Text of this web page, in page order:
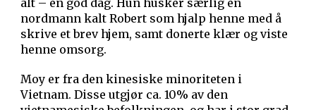
alt – en god dag. Hun husker særlig en
nordmann kalt Robert som hjalp henne med å
skrive et brev hjem, samt donerte klær og viste
henne omsorg.
Moy er fra den kinesiske minoriteten i
Vietnam. Disse utgjør ca. 10% av den